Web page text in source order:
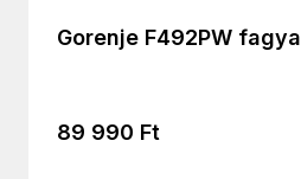
Gorenje F492PW
89 990 Ft